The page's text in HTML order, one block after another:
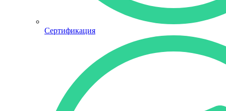
Сертификация